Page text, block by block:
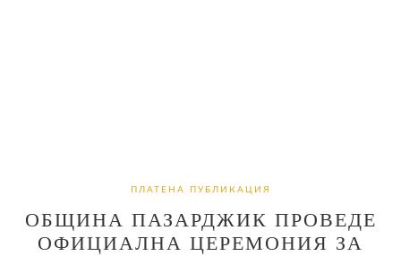
ПЛАТЕНА ПУБЛИКАЦИЯ
ОБЩИНА ПАЗАРДЖИК ПРОВЕДЕ
ОФИЦИАЛНА ЦЕРЕМОНИЯ ЗА